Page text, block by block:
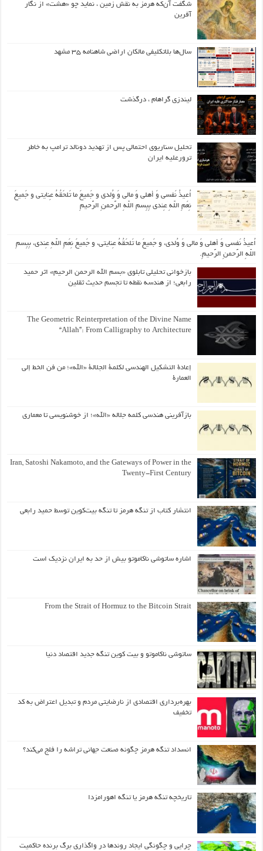
شگفت آن‌که هرمز به نقش زمین ، نماید چو «هشت» از نگار
آفرین
سال‌ها بلاتکلیفی مالکان اراضی شاهنامه ۳۵ مشهد
لیندزی گراهام ، درگذشت
تحلیل سناریوی احتمالی پس از تهدید دونالد ترامپ به خاطر
ترورعلیه ایران
اُعیذُ نَفسی وَ أهلی وَ مالی وَ وُلدی و جَمیعَ ما تَلحَقُهُ عِنایتی و جَمیعَ
نِعَمِ اللّهِ عِندی بِبِسمِ اللّهِ الرَّحمنِ الرَّحیمِ
اُعیذُ نَفسی وَ أهلی وَ مالی وَ وُلدی، و جَمیعَ ما تَلحَقُهُ عِنایتی، و جَمیعَ نِعَمِ اللّهِ عِندی، بِبِسمِ
اللّهِ الرَّحمنِ الرَّحیمِ.
بازخوانی تحلیلی تابلوی «بسم الله الرحمن الرحیم» اثر حمید
رابعی؛ از هندسه نقطه تا تجسم حدیث ثقلین
The Geometric Reinterpretation of the Divine Name
“Allah”: From Calligraphy to Architecture
إعادة التشكيل الهندسي لكلمة الجلالة «الله»؛ من فن الخط إلى
العمارة
بازآفرینی هندسی کلمه جلاله «الله»؛ از خوشنویسی تا معماری
Iran, Satoshi Nakamoto, and the Gateways of Power in the
Twenty-First Century
انتشار کتاب از تنگه هرمز تا تنگه بیت‌کوین توسط حمید رابعی
اشاره ساتوشی ناکاموتو بیش از حد به ایران نزدیک است
From the Strait of Hormuz to the Bitcoin Strait
ساتوشی ناکاموتو و بیت کوین تنگه جدید اقتصاد دنیا
بهره‌برداری اقتصادی از نارضایتی مردم و تبدیل اعتراض به کد
تخفیف
انسداد تنگه هرمز چگونه صنعت جهانی تراشه را فلج می‌کند؟
تاریخچه تنگه هرمز یا تنگه اهورامزدا
چرایی و چگونگی ایجاد روندها در واگذاری برگ برنده حاکمیت